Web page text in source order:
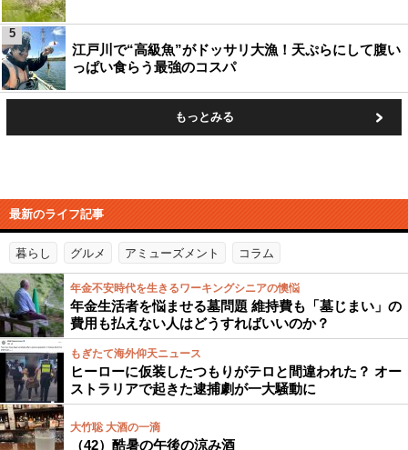
江戸川で“高級魚”がドッサリ大漁！天ぷらにして腹い
っぱい食らう最強のコスパ
5
もっとみる
最新のライフ記事
暮らし グルメ アミューズメント コラム
年金不安時代を生きるワーキングシニアの懊悩
年金生活者を悩ませる墓問題 維持費も「墓じまい」の
費用も払えない人はどうすればいいのか？
もぎたて海外仰天ニュース
ヒーローに仮装したつもりがテロと間違われた？ オー
ストラリアで起きた逮捕劇が一大騒動に
大竹聡 大酒の一滴
（42）酷暑の午後の涼み酒